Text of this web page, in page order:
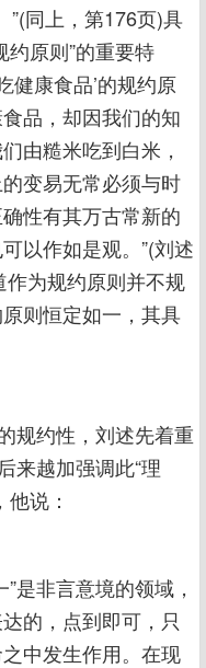
”(同上，第176页)具
约原则”的重要特
健康食品’的规约原
品，却因我们的知
由糙米吃到白米，
变易无常必须与时
性有其万古常新的
以作如是观。”(刘述
为规约原则并不规
则恒定如一，其具
规约性，刘述先着重
来越加强调此“理
说：
是非言意境的领域，
的，点到即可，只
中发生作用。在现